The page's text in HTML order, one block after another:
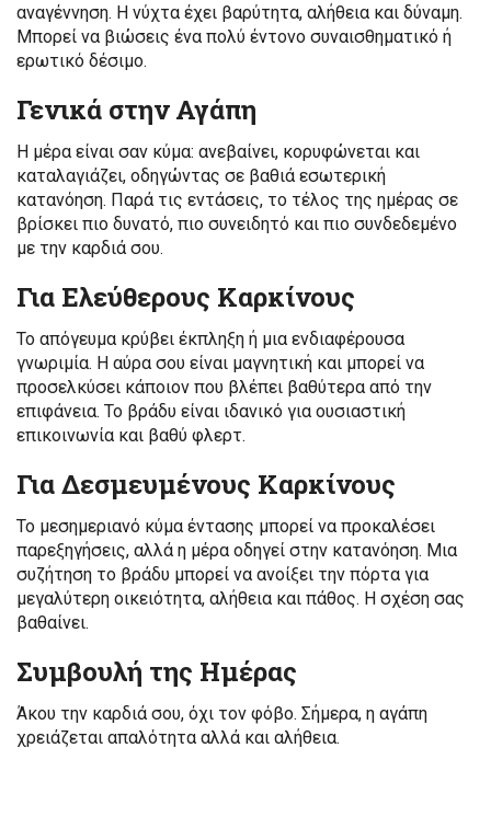
αναγέννηση. Η νύχτα έχει βαρύτητα, αλήθεια και δύναμη.
Μπορεί να βιώσεις ένα πολύ έντονο συναισθηματικό ή
ερωτικό δέσιμο.
Γενικά στην Αγάπη
Η μέρα είναι σαν κύμα: ανεβαίνει, κορυφώνεται και
καταλαγιάζει, οδηγώντας σε βαθιά εσωτερική
κατανόηση. Παρά τις εντάσεις, το τέλος της ημέρας σε
βρίσκει πιο δυνατό, πιο συνειδητό και πιο συνδεδεμένο
με την καρδιά σου.
Για Ελεύθερους Καρκίνους
Το απόγευμα κρύβει έκπληξη ή μια ενδιαφέρουσα
γνωριμία. Η αύρα σου είναι μαγνητική και μπορεί να
προσελκύσει κάποιον που βλέπει βαθύτερα από την
επιφάνεια. Το βράδυ είναι ιδανικό για ουσιαστική
επικοινωνία και βαθύ φλερτ.
Για Δεσμευμένους Καρκίνους
Το μεσημεριανό κύμα έντασης μπορεί να προκαλέσει
παρεξηγήσεις, αλλά η μέρα οδηγεί στην κατανόηση. Μια
συζήτηση το βράδυ μπορεί να ανοίξει την πόρτα για
μεγαλύτερη οικειότητα, αλήθεια και πάθος. Η σχέση σας
βαθαίνει.
Συμβουλή της Ημέρας
Άκου την καρδιά σου, όχι τον φόβο. Σήμερα, η αγάπη
χρειάζεται απαλότητα αλλά και αλήθεια.